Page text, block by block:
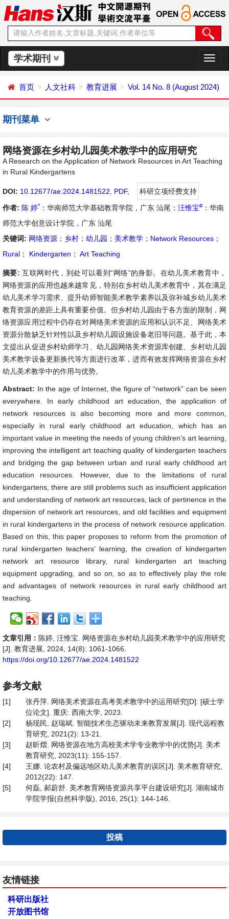
学术期刊
切
换
航
首页 人文社科 教育进展 Vol. 14 No. 8 (August 2024)
期刊菜单
网络资源在乡村幼儿园美术教学中的应用研究
A Research on the Application of Network Resources in Art Teaching
in Rural Kindergartens
DOI: 10.12677/ae.2024.1481522 PDF,
科研立项经费支持
作者: 陈 婷* ：华南师范大学基础教育学院，广东 汕尾； 汪惟宝# ：华南
师范大学创意设计学院，广东 汕尾
关键词: 网络资源 ； 乡村 ； 幼儿园 ； 美术教学 ； Network Resources ；
Rural ； Kindergarten ； Art Teaching
摘要:互联网时代，到处可以看到“网络”的身影。在幼儿美术教育中，
网络资源的应用也越来越常见，特别在乡村幼儿美术教育中，其在满足
幼儿美术学习需求、提升幼师智能美术教学素养以及弥补城乡幼儿美术
教育资源的差距上具有重要价值。但乡村幼儿园由于各方面的限制，网
络资源应用过程中仍存在对网络美术资源的应用和认识不足、网络美术
资源分散缺乏针对性以及乡村幼儿园设施设备老旧等问题。基于此，本
文提出从促进乡村幼师学习、幼儿园网络美术资源库创建、乡村幼儿园
美术教学设备更新换代等方面进行改革，进而有效发挥网络资源在乡村
幼儿美术教学中的作用与优势。
Abstract: In the age of Internet, the figure of “network” can be seen
everywhere. In early childhood art education, the application of
network resources is also becoming more and more common,
especially in rural early childhood art education, which has an
important value in meeting the needs of young children’s art learning,
improving the intelligent art teaching quality of kindergarten teachers
and bridging the gap between urban and rural early childhood art
education resources. However, due to the limitations of rural
kindergartens, there are still problems such as insufficient application
and understanding of network art resources, lack of pertinence in the
dispersion of network art resources, and old facilities and equipment
in rural kindergartens in the process of network resource application.
Based on this, this paper proposes to reform from the promotion of
rural kindergarten teachers’ learning, the creation of kindergarten
network art resource library, rural kindergarten art teaching
equipment upgrading, and so on, so as to effectively play the role
and advantages of network resources in rural early childhood art
teaching.
文章引用： 陈婷, 汪惟宝. 网络资源在乡村幼儿园美术教学中的应用研究
[J]. 教育进展, 2024, 14(8): 1061-1066.
https://doi.org/10.12677/ae.2024.1481522
参考文献
[1]
张丹萍. 网络美术资源在高考美术教学中的运用研究[D]: [硕士学
位论文]. 重庆: 西南大学, 2023.
[2]
杨现民, 赵瑞斌. 智能技术生态驱动未来教育发展[J]. 现代远程教
育研究, 2021(2): 13-21.
[3]
赵昕熠. 网络资源在地方高校美术学专业教学中的优势[J]. 美术
教育研究, 2023(11): 155-157.
[4]
王娜. 论农村及偏远地区幼儿美术教育的误区[J]. 美术教育研究,
2012(22): 147.
[5]
何磊, 郝蔚舒. 美术教育网络资源共享平台建设研究[J]. 湖南城市
学院学报(自然科学版), 2016, 25(1): 144-146.
投稿
友情链接
科研出版社
开放图书馆